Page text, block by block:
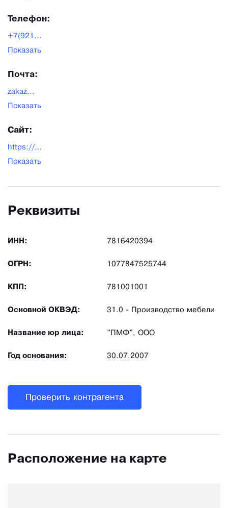
Телефон:
+7(921...
Показать
Почта:
zakaz...
Показать
Сайт:
https://www.pmfabrika.ru/
Показать
Реквизиты
ИНН: 7816420394
ОГРН: 1077847525744
КПП: 781001001
Основной ОКВЭД: 31.0 - Производство мебели
Название юр лица: "ПМФ", ООО
Год основания: 30.07.2007
Проверить контрагента
Расположение на карте